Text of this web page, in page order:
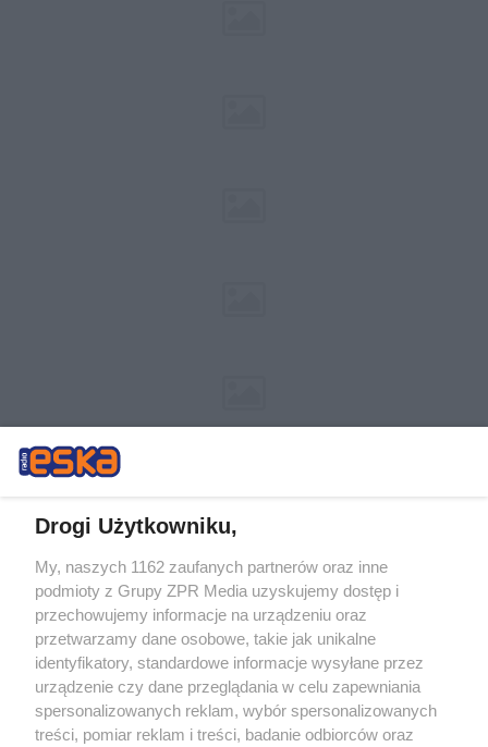
Żaden utwór zamieszczony w serwisie nie może być powielany i
rozpowszechniany lub dalej rozpowszechniany w jakikolwiek sposób (w
tym także elektroniczny lub mechaniczny) na jakimkolwiek polu
eksploatacji w jakiejkolwiek formie, włącznie z umieszczaniem w
Internecie bez pisemnej zgody właściciela praw. Jakiekolwiek użycie lub
wykorzystanie utworów w całości lub w części z naruszeniem prawa,
tzn. bez właściwej zgody, jest zabronione pod groźbą kary i może być
ścigane prawnie.
Drogi Użytkowniku,
My, naszych 1162 zaufanych partnerów oraz inne
podmioty z Grupy ZPR Media uzyskujemy dostęp i
przechowujemy informacje na urządzeniu oraz
przetwarzamy dane osobowe, takie jak unikalne
identyfikatory, standardowe informacje wysyłane przez
urządzenie czy dane przeglądania w celu zapewniania
spersonalizowanych reklam, wybór spersonalizowanych
treści, pomiar reklam i treści, badanie odbiorców oraz